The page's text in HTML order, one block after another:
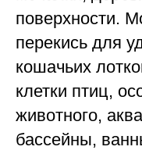
поверхности.
перекись для
кошачьих
клетки птиц,
животного,
бассейны,